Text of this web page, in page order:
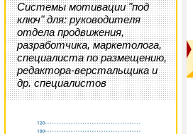
Системы мотивации "под
ключ" для: руководителя
отдела продвижения,
разработчика, маркетолога,
специалиста по размещению,
редактора-верстальщика и
др. специалистов